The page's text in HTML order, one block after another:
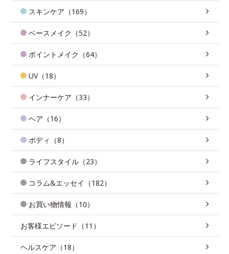
スキンケア（169）
ベースメイク（52）
ポイントメイク（64）
UV（18）
インナーケア（33）
ヘア（16）
ボディ（8）
ライフスタイル（23）
コラム&エッセイ（182）
お買い物情報（10）
お客様エピソード（11）
ヘルスケア（18）